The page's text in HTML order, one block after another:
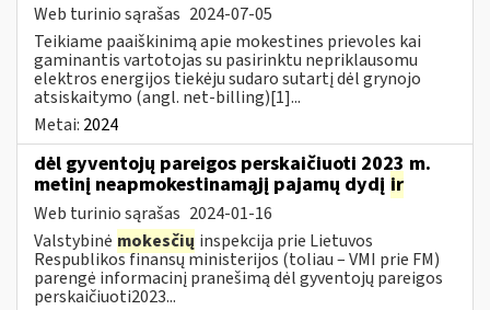
Web turinio sąrašas 2024-07-05
Teikiame paaiškinimą apie mokestines prievoles kai
gaminantis vartotojas su pasirinktu nepriklausomu
elektros energijos tiekėju sudaro sutartį dėl grynojo
atsiskaitymo (angl. net-billing)[1]...
Metai: 2024
dėl gyventojų pareigos perskaičiuoti 2023 m.
metinį neapmokestinamąjį pajamų dydį ir
Web turinio sąrašas 2024-01-16
Valstybinė mokesčių inspekcija prie Lietuvos
Respublikos finansų ministerijos (toliau – VMI prie FM)
parengė informacinį pranešimą dėl gyventojų pareigos
perskaičiuoti2023...